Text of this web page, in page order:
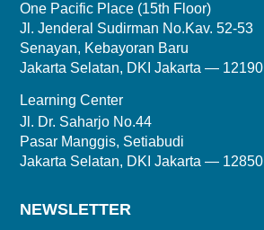
One Pacific Place (15th Floor)
Jl. Jenderal Sudirman No.Kav. 52-53
Senayan, Kebayoran Baru
Jakarta Selatan, DKI Jakarta — 12190
Learning Center
Jl. Dr. Saharjo No.44
Pasar Manggis, Setiabudi
Jakarta Selatan, DKI Jakarta — 12850
NEWSLETTER